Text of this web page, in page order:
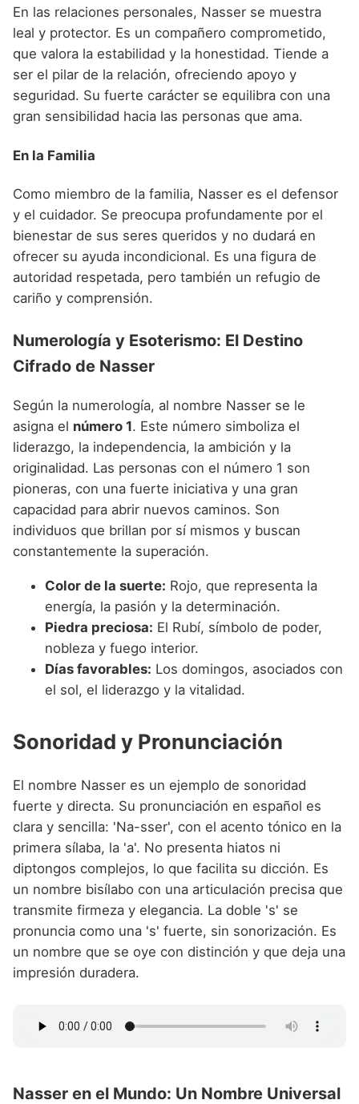
En las relaciones personales, Nasser se muestra
leal y protector. Es un compañero comprometido,
que valora la estabilidad y la honestidad. Tiende a
ser el pilar de la relación, ofreciendo apoyo y
seguridad. Su fuerte carácter se equilibra con una
gran sensibilidad hacia las personas que ama.
En la Familia
Como miembro de la familia, Nasser es el defensor
y el cuidador. Se preocupa profundamente por el
bienestar de sus seres queridos y no dudará en
ofrecer su ayuda incondicional. Es una figura de
autoridad respetada, pero también un refugio de
cariño y comprensión.
Numerología y Esoterismo: El Destino
Cifrado de Nasser
Según la numerología, al nombre Nasser se le
asigna el número 1. Este número simboliza el
liderazgo, la independencia, la ambición y la
originalidad. Las personas con el número 1 son
pioneras, con una fuerte iniciativa y una gran
capacidad para abrir nuevos caminos. Son
individuos que brillan por sí mismos y buscan
constantemente la superación.
Color de la suerte: Rojo, que representa la
energía, la pasión y la determinación.
Piedra preciosa: El Rubí, símbolo de poder,
nobleza y fuego interior.
Días favorables: Los domingos, asociados con
el sol, el liderazgo y la vitalidad.
Sonoridad y Pronunciación
El nombre Nasser es un ejemplo de sonoridad
fuerte y directa. Su pronunciación en español es
clara y sencilla: 'Na-sser', con el acento tónico en la
primera sílaba, la 'a'. No presenta hiatos ni
diptongos complejos, lo que facilita su dicción. Es
un nombre bisílabo con una articulación precisa que
transmite firmeza y elegancia. La doble 's' se
pronuncia como una 's' fuerte, sin sonorización. Es
un nombre que se oye con distinción y que deja una
impresión duradera.
Nasser en el Mundo: Un Nombre Universal